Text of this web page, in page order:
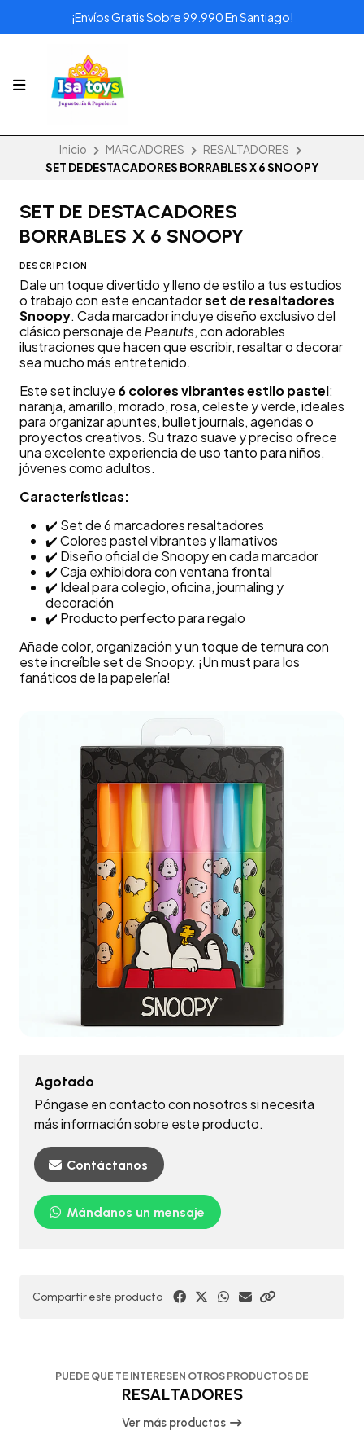
¡Envíos Gratis Sobre 99.990 En Santiago!
Inicio MARCADORES
RESALTADORES
SET DE DESTACADORES BORRABLES X 6 SNOOPY
SET DE DESTACADORES
BORRABLES X 6 SNOOPY
DESCRIPCIÓN
Dale un toque divertido y lleno de estilo a tus estudios
o trabajo con este encantadorset de resaltadores
Snoopy. Cada marcador incluye diseño exclusivo del
clásico personaje de Peanuts, con adorables
ilustraciones que hacen que escribir, resaltar o decorar
sea mucho más entretenido.
Este set incluye 6 colores vibrantes estilo pastel:
naranja, amarillo, morado, rosa, celeste y verde, ideales
para organizar apuntes, bullet journals, agendas o
proyectos creativos. Su trazo suave y preciso ofrece
una excelente experiencia de uso tanto para niños,
jóvenes como adultos.
Características:
✔️ Set de 6 marcadores resaltadores
✔️ Colores pastel vibrantes y llamativos
✔️ Diseño oficial de Snoopy en cada marcador
✔️ Caja exhibidora con ventana frontal
✔️ Ideal para colegio, oficina, journaling y
decoración
✔️ Producto perfecto para regalo
Añade color, organización y un toque de ternura con
este increíble set de Snoopy. ¡Un must para los
fanáticos de la papelería!
Agotado
Póngase en contacto con nosotros si necesita
más información sobre este producto.
Contáctanos
Mándanos un mensaje
Compartir este producto
PUEDE QUE TE INTERESEN OTROS PRODUCTOS DE
RESALTADORES
Ver más productos